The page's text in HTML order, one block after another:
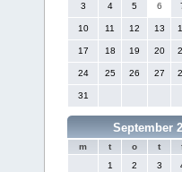
3 4 5 6
10 11 12 13
17 18 19 20
24 25 26 27
31
September
m t o t
1
2 3